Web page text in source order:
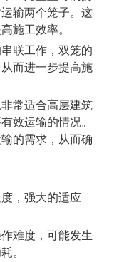
输两个笼子。这
施工效率。
联工作，双笼的
而进一步提高施
常适合高层建筑
效运输的情况。
的需求，从而确
，强大的适应
难度，可能发生
。